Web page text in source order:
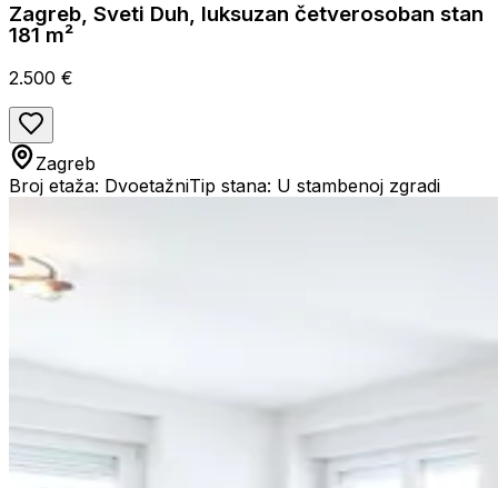
Zagreb, Sveti Duh, luksuzan četverosoban stan
181 m²
2.500 €
Zagreb
Broj etaža: DvoetažniTip stana: U stambenoj zgradi